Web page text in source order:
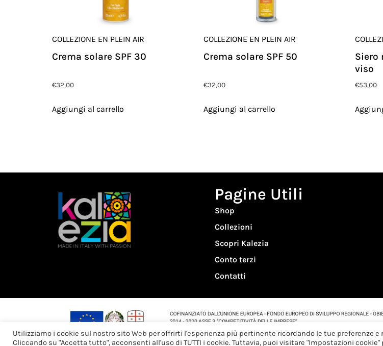
COLLEZIONE EN PLEIN AIR
Crema solare SPF 30
€32,00
Aggiungi al carrello
COLLEZIONE EN PLEIN AIR
Crema solare SPF 50
€32,00
Aggiungi al carrello
Siero
viso
€53,00
Pagine Utili
Shop
Collezioni
Scopri Kalezia
Conto terzi
Contatti
Utilizziamo i cookie sul nostro sito Web per offrirti l'esperienza più pertinente ricordando le tue preferenze e
Cliccando su "Accetta tutto", acconsenti all'uso di TUTTI i cookie. Tuttavia, puoi visitare "Impostazioni